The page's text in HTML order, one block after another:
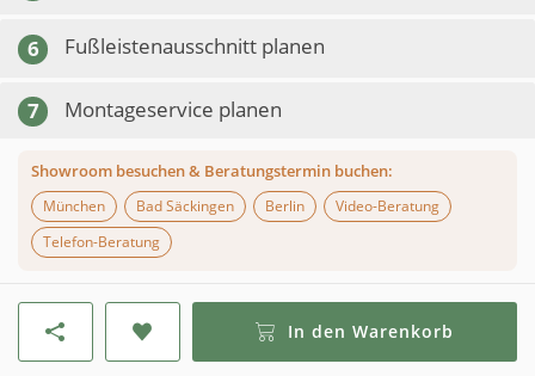
6 Fußleistenausschnitt planen
7 Montageservice planen
Showroom besuchen & Beratungstermin buchen:
München
Bad Säckingen Berlin
Video-Beratung
Telefon-Beratung
In den Warenkorb